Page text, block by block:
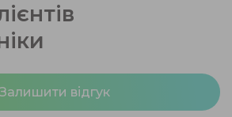
Залишити відгук